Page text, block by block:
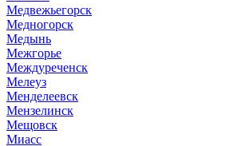
Медвежьегорск
Медногорск
Медынь
Межгорье
Междуреченск
Мелеуз
Менделеевск
Мензелинск
Мещовск
Миасс